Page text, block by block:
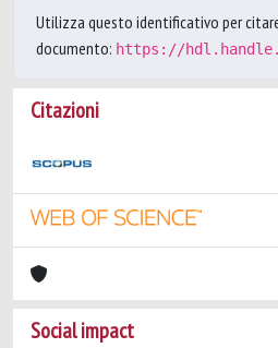
Utilizza questo identificativo per
documento: https://
Citazioni
Social impact